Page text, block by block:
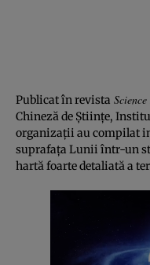
Publicat în revista
Chineză de Științe,
organizații au compilat
suprafața Lunii într-un
hartă foarte detaliată a